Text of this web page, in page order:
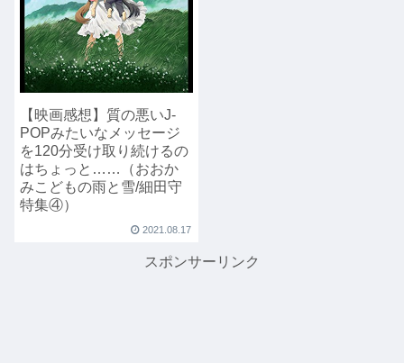
【映画感想】質の悪いJ-
POPみたいなメッセージ
を120分受け取り続けるの
はちょっと……（おおか
みこどもの雨と雪/細田守
特集④）
2021.08.17
スポンサーリンク